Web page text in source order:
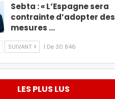
Sebta : « L’Espagne sera
contrainte d’adopter des
mesures …
SUIVANT 1 De 30 846
LES PLUS LUS